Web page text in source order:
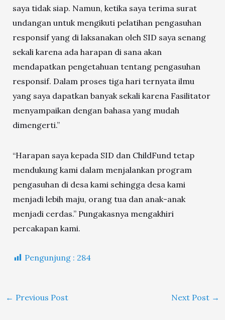
saya tidak siap. Namun, ketika saya terima surat
undangan untuk mengikuti pelatihan pengasuhan
responsif yang di laksanakan oleh SID saya senang
sekali karena ada harapan di sana akan
mendapatkan pengetahuan tentang pengasuhan
responsif. Dalam proses tiga hari ternyata ilmu
yang saya dapatkan banyak sekali karena Fasilitator
menyampaikan dengan bahasa yang mudah
dimengerti.”
“Harapan saya kepada SID dan ChildFund tetap
mendukung kami dalam menjalankan program
pengasuhan di desa kami sehingga desa kami
menjadi lebih maju, orang tua dan anak-anak
menjadi cerdas.” Pungakasnya mengakhiri
percakapan kami.
Pengunjung : 284
← Previous Post Next Post →